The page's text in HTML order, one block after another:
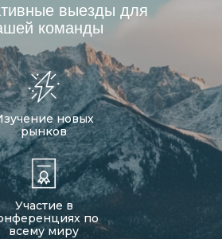
выезды для
команды
новых
рынков
Участие в
по
всему миру